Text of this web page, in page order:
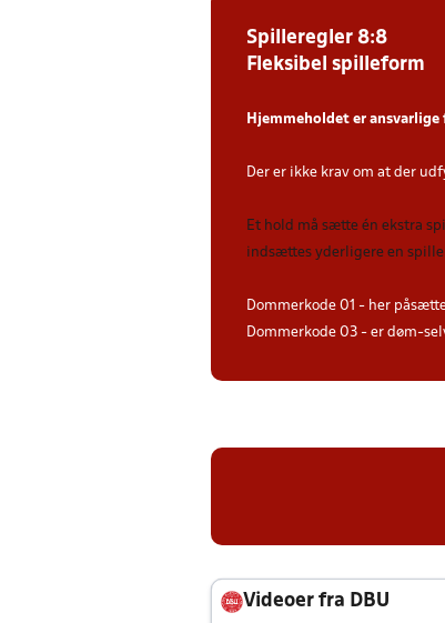
Spilleregler 8:8
Fleksibel spilleform
Hjemmeholdet er
Der er ikke krav om at der
Et hold må sætte én ekstra
indsættes yderligere en
Dommerkode 01 - her
Dommerkode 03 - er døm-
Videoer fra DBU